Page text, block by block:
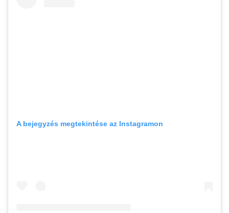
A bejegyzés megtekintése az Instagramon